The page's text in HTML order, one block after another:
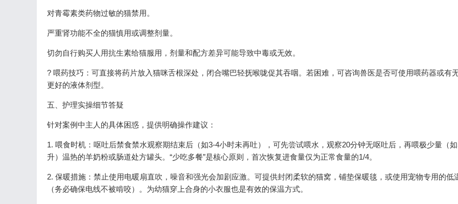
对青霉素类药物过敏的猫禁用。
严重肾功能不全的猫慎用或调整剂量。
切勿自行购买人用抗生素给猫服用，剂量和配方差异可能导致中毒或无效。
? 喂药技巧：可直接将药片放入猫咪舌根深处，闭合嘴巴轻抚喉咙促其吞咽。若困难，可咨询兽医是否可使用喂药器或有
更好的液体剂型。
五、护理实操细节答疑
针对案例中主人的具体困惑，提供明确操作建议：
1. 喂食时机：呕吐后禁食禁水观察期结束后（如3-4小时未再吐），可先尝试喂水，观察20分钟无呕吐后，再喂极少量（
升）温热的羊奶粉或肠道处方罐头。“少吃多餐”是核心原则，首次恢复进食量仅为正常食量的1/4。
2. 保暖措施：禁止使用电暖扇直吹，噪音和强光会加剧应激。可提供封闭柔软的猫窝，铺垫保暖毯，或使用宠物专用的低
（务必确保电线不被啃咬）。为幼猫穿上合身的小衣服也是有效的保温方式。